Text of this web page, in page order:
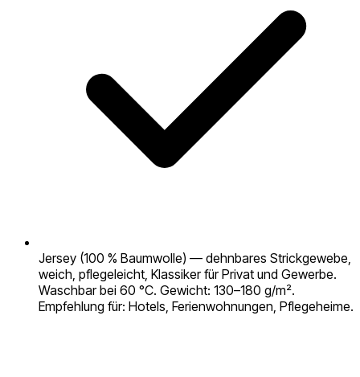
Jersey (100 % Baumwolle) — dehnbares Strickgewebe,
weich, pflegeleicht, Klassiker für Privat und Gewerbe.
Waschbar bei 60 °C. Gewicht: 130–180 g/m².
Empfehlung für: Hotels, Ferienwohnungen, Pflegeheime.